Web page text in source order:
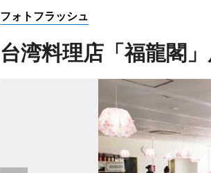
フォトフラッシュ
台湾料理店「福龍閣